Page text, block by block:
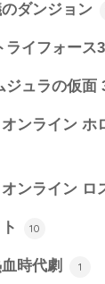
ダンジョン
ライフォース
ジュラの仮面
ンライン ホ
ンライン ロ
10
時代劇 1